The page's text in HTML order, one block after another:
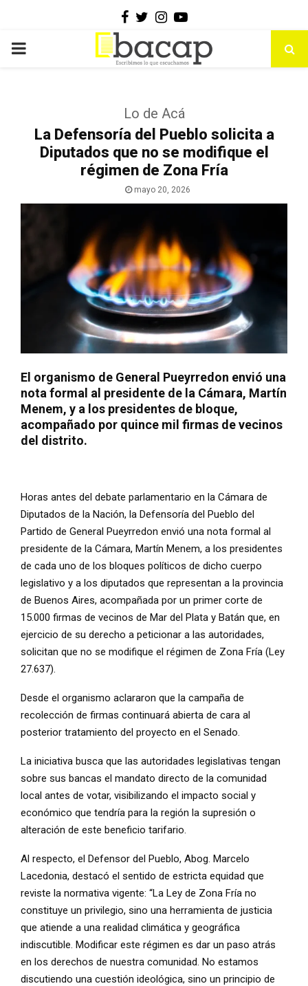
Facebook
Twitter
Instagram
Youtube
PRIMARY
Lo de Acá
La Defensoría del Pueblo solicita a
Diputados que no se modifique el
régimen de Zona Fría
mayo 20, 2026
El organismo de General Pueyrredon envió una
nota formal al presidente de la Cámara, Martín
Menem, y a los presidentes de bloque,
acompañado por quince mil firmas de vecinos
del distrito.
Horas antes del debate parlamentario en la Cámara de
Diputados de la Nación, la Defensoría del Pueblo del
Partido de General Pueyrredon envió una nota formal al
presidente de la Cámara, Martín Menem, a los presidentes
de cada uno de los bloques políticos de dicho cuerpo
legislativo y a los diputados que representan a la provincia
de Buenos Aires, acompañada por un primer corte de
15.000 firmas de vecinos de Mar del Plata y Batán que, en
ejercicio de su derecho a peticionar a las autoridades,
solicitan que no se modifique el régimen de Zona Fría (Ley
27.637).
Desde el organismo aclararon que la campaña de
recolección de firmas continuará abierta de cara al
posterior tratamiento del proyecto en el Senado.
La iniciativa busca que las autoridades legislativas tengan
sobre sus bancas el mandato directo de la comunidad
local antes de votar, visibilizando el impacto social y
económico que tendría para la región la supresión o
alteración de este beneficio tarifario.
Al respecto, el Defensor del Pueblo, Abog. Marcelo
Lacedonia, destacó el sentido de estricta equidad que
reviste la normativa vigente: “La Ley de Zona Fría no
constituye un privilegio, sino una herramienta de justicia
que atiende a una realidad climática y geográfica
indiscutible. Modificar este régimen es dar un paso atrás
en los derechos de nuestra comunidad. No estamos
discutiendo una cuestión ideológica, sino un principio de